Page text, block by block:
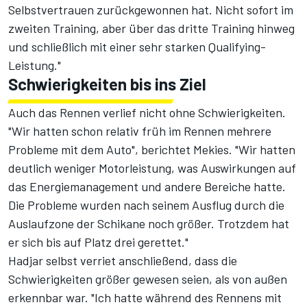
Selbstvertrauen zurückgewonnen hat. Nicht sofort im
zweiten Training, aber über das dritte Training hinweg
und schließlich mit einer sehr starken Qualifying-
Leistung."
Schwierigkeiten bis ins Ziel
Auch das Rennen verlief nicht ohne Schwierigkeiten.
"Wir hatten schon relativ früh im Rennen mehrere
Probleme mit dem Auto", berichtet Mekies. "Wir hatten
deutlich weniger Motorleistung, was Auswirkungen auf
das Energiemanagement und andere Bereiche hatte.
Die Probleme wurden nach seinem Ausflug durch die
Auslaufzone der Schikane noch größer. Trotzdem hat
er sich bis auf Platz drei gerettet."
Hadjar selbst verriet anschließend, dass die
Schwierigkeiten größer gewesen seien, als von außen
erkennbar war. "Ich hatte während des Rennens mit